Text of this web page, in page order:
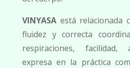
VINYASAestá relacionada
fluidez y correcta
respiraciones, facilidad,
expresa en la práctica